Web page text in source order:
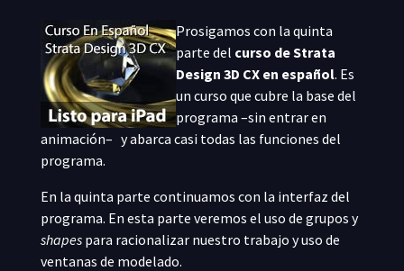
Prosigamos con la quinta
parte del curso de Strata
Design 3D CX en español. Es
un curso que cubre la base del
programa –sin entrar en
animación– y abarca casi todas las funciones del
programa.
En la quinta parte continuamos con la interfaz del
programa. En esta parte veremos el uso de grupos y
shapespara racionalizar nuestro trabajo y uso de
ventanas de modelado.